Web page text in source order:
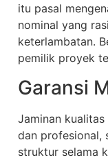
itu pasal
nominal yang
keterlambatan.
pemilik proyek
Garansi
Jaminan
dan profesional,
struktur selama